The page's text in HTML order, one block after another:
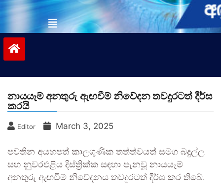
නායයෑම් අනතුරු ඇඟවීම් නිවේදන තවදුරටත් දීර්ඝ
කරයි
Editor March 3, 2025
පවතින අයහපත් කාලගුණික තත්ත්වයත් සමග බදුල්ල
සහ නුවරඑළිය දිස්ත්‍රික්ක සඳහා පැනවූ නායයෑම්
අනතුරු ඇඟවීම් නිවේදනය තවදුරටත් දීර්ඝ කර තිබේ.